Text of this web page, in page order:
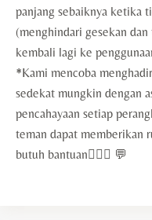
panjang sebaiknya ketika
(menghindari gesekan
kembali lagi ke
*Kami mencoba
sedekat mungkin dengan
pencahayaan setiap
teman dapat memberikan
butuh bantuan🙇🏻‍♀️ 💬